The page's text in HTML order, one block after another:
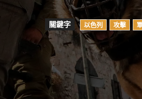
關鍵字 以色列 攻擊